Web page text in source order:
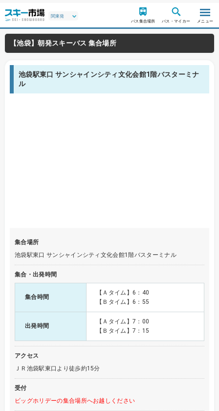
バス集合場所 バス・マイカー メニュー
【池袋】朝発スキーバス 集合場所
池袋駅東口 サンシャインシティ文化会館1階バスターミナ
ル
集合場所
池袋駅東口 サンシャインシティ文化会館1階バスターミナル
集合・出発時間
集合時間
【Ａタイム】6：40
【Ｂタイム】6：55
出発時間
【Ａタイム】7：00
【Ｂタイム】7：15
アクセス
ＪＲ池袋駅東口より徒歩約15分
受付
ビッグホリデーの集合場所へお越しください